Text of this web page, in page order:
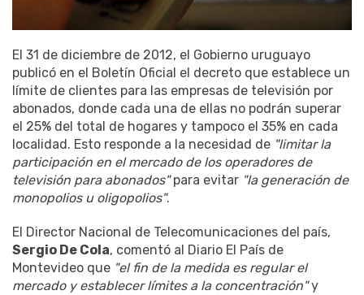
El 31 de diciembre de 2012, el Gobierno uruguayo
publicó en el Boletín Oficial el decreto que establece un
límite de clientes para las empresas de televisión por
abonados, donde cada una de ellas no podrán superar
el 25% del total de hogares y tampoco el 35% en cada
localidad. Esto responde a la necesidad de "limitar la
participación en el mercado de los operadores de
televisión para abonados"para evitar "la generación de
monopolios u oligopolios".
El Director Nacional de Telecomunicaciones del país,
Sergio De Cola, comentó al Diario El País de
Montevideo que "el fin de la medida es regular el
mercado y establecer límites a la concentración"y